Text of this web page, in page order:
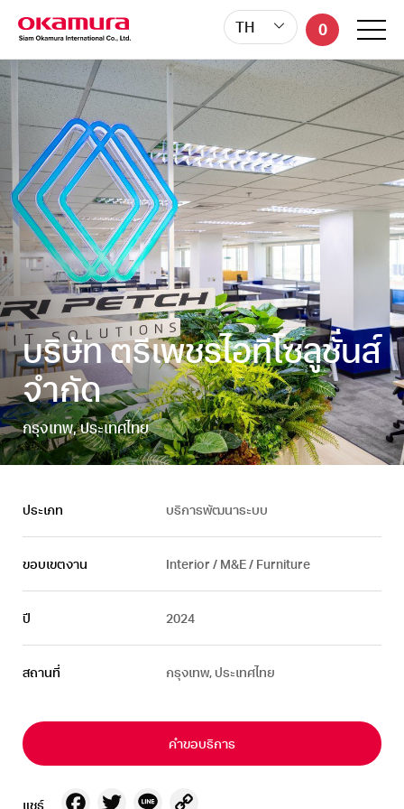
TH 0
บริษัท ตรีเพชรไอทีโซลูชั่นส์
จำกัด
กรุงเทพ, ประเทศไทย
ประเภท บริการพัฒนาระบบ
ขอบเขตงาน Interior / M&E / Furniture
ปี 2024
สถานที่ กรุงเทพ, ประเทศไทย
คำขอบริการ
แชร์